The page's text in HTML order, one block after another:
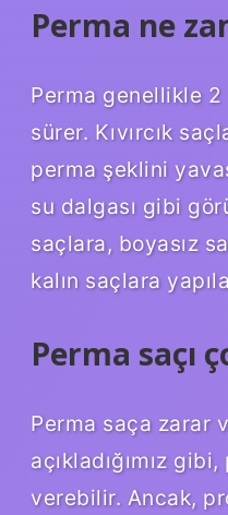
Perma ne
Perma genellikle 2
sürer. Kıvırcık
perma şeklini
su dalgası gibi
saçlara, boyasız
kalın saçlara
Perma saçı
Perma saça zarar
açıkladığımız
verebilir. Ancak,